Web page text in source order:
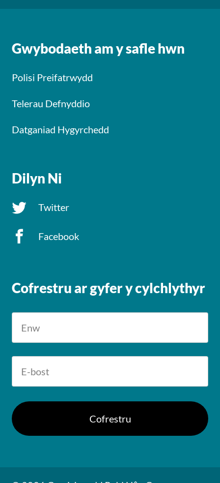
Gwybodaeth am y safle hwn
Polisi Preifatrwydd
Telerau Defnyddio
Datganiad Hygyrchedd
Dilyn Ni
Twitter
Facebook
Cofrestru ar gyfer y cylchlythyr